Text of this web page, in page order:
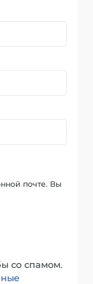
почте. Вы
со спамом.